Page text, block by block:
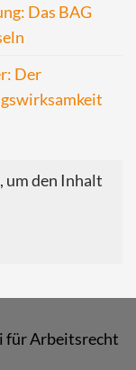
Das BAG
Der
um den Inhalt
für Arbeitsrecht